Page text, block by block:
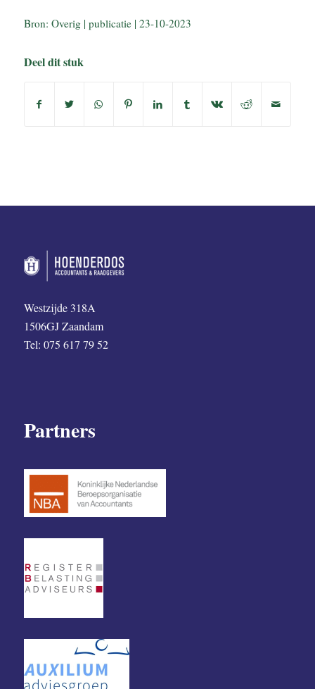
Bron: Overig | publicatie | 23-10-2023
Deel dit stuk
Westzijde 318A
1506GJ Zaandam
Tel: 075 617 79 52
Partners